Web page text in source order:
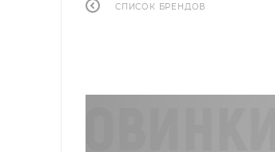
СПИСОК БРЕНДОВ